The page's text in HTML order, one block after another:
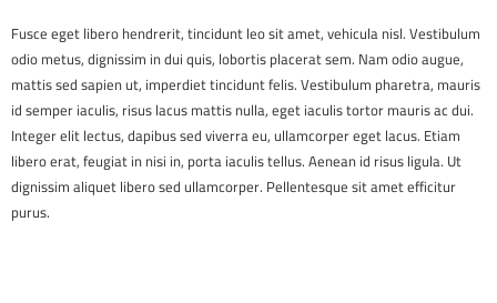
Fusce eget libero hendrerit, tincidunt leo sit amet, vehicula nisl. Vestibulum
odio metus, dignissim in dui quis, lobortis placerat sem. Nam odio augue,
mattis sed sapien ut, imperdiet tincidunt felis. Vestibulum pharetra, mauris
id semper iaculis, risus lacus mattis nulla, eget iaculis tortor mauris ac dui.
Integer elit lectus, dapibus sed viverra eu, ullamcorper eget lacus. Etiam
libero erat, feugiat in nisi in, porta iaculis tellus. Aenean id risus ligula. Ut
dignissim aliquet libero sed ullamcorper. Pellentesque sit amet efficitur
purus.